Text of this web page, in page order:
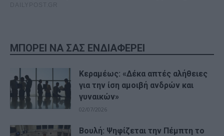
ΜΠΟΡΕΙ ΝΑ ΣΑΣ ΕΝΔΙΑΦΕΡΕΙ
Κεραμέως: «Δέκα απτές αλήθειες
για την ίση αμοιβή ανδρών και
γυναικών»
02/07/2026
Βουλή: Ψηφίζεται την Πέμπτη το